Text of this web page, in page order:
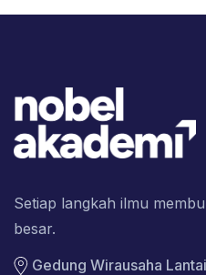
Setiap langkah ilmu
besar.
Gedung Wirausaha